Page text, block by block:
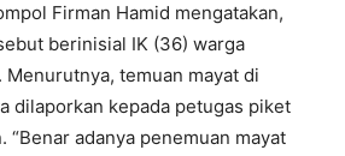
Firman Hamid mengatakan,
berinisial IK (36) warga
temuan mayat di
dilaporkan kepada petugas piket
“Benar adanya penemuan mayat